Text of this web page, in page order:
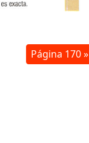
Página 170 »